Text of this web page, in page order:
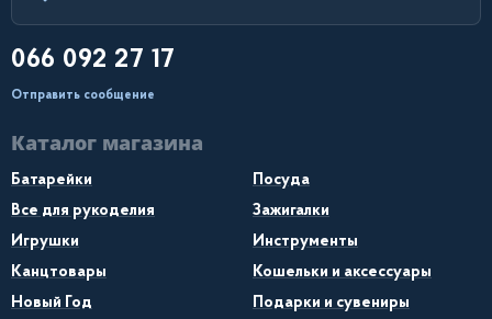
066 092 27 17
Отправить сообщение
Каталог магазина
Батарейки
Посуда
Все для рукоделия
Зажигалки
Игрушки
Инструменты
Канцтовары
Кошельки и аксессуары
Новый Год
Подарки и сувениры